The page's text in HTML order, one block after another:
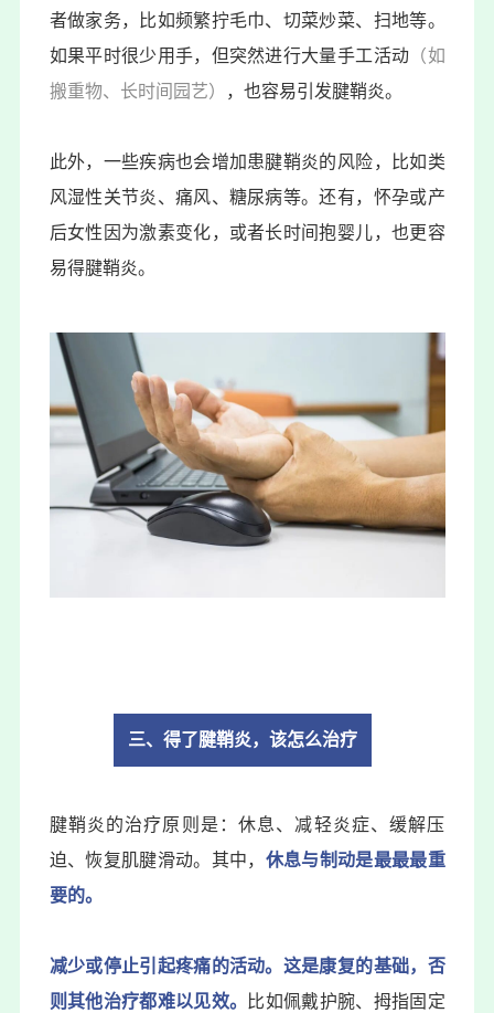
者做家务，比如频繁拧毛巾、切菜炒菜、扫地等。
如果平时很少用手，但突然进行大量手工活动 （如
搬重物、长时间园艺）
，也容易引发腱鞘炎。
此外，一些疾病也会增加患腱鞘炎的风险，比如类
风湿性关节炎、痛风、糖尿病等。还有，怀孕或产
后女性因为激素变化，或者长时间抱婴儿，也更容
易得腱鞘炎。
三、得了腱鞘炎，该怎么治疗
腱鞘炎的治疗原则是：休息、减轻炎症、缓解压
迫、恢复肌腱滑动。其中， 休息与制动是最最最重
要的。
减少或停止引起疼痛的活动。这是康复的基础，否
则其他治疗都难以见效。
比如佩戴护腕、拇指固定